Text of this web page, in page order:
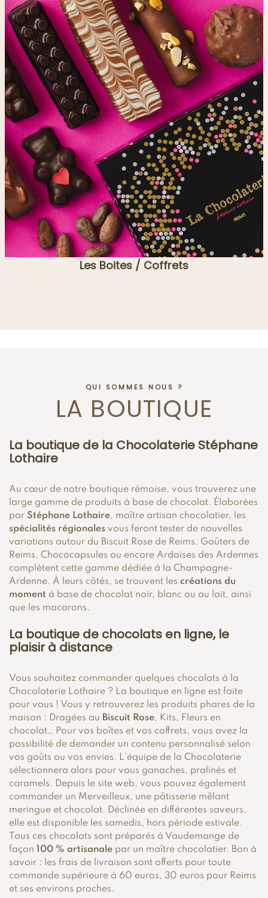
Les Boites / Coffrets
QUI SOMMES NOUS ?
LA BOUTIQUE
La boutique de la Chocolaterie Stéphane
Lothaire
Au cœur de notre boutique rémoise, vous trouverez une
large gamme de produits à base de chocolat. Élaborées
par Stéphane Lothaire, maître artisan chocolatier, les
spécialités régionales vous feront tester de nouvelles
variations autour du Biscuit Rose de Reims. Goûters de
Reims, Chococapsules ou encore Ardoises des Ardennes
complètent cette gamme dédiée à la Champagne-
Ardenne. À leurs côtés, se trouvent les créations du
moment à base de chocolat noir, blanc ou au lait, ainsi
que les macarons.
La boutique de chocolats en ligne, le
plaisir à distance
Vous souhaitez commander quelques chocolats à la
Chocolaterie Lothaire ? La boutique en ligne est faite
pour vous ! Vous y retrouverez les produits phares de la
maison : Dragées au Biscuit Rose, Kits, Fleurs en
chocolat… Pour vos boîtes et vos coffrets, vous avez la
possibilité de demander un contenu personnalisé selon
vos goûts ou vos envies. L’équipe de la Chocolaterie
sélectionnera alors pour vous ganaches, pralinés et
caramels. Depuis le site web, vous pouvez également
commander un Merveilleux, une pâtisserie mêlant
meringue et chocolat. Déclinée en différentes saveurs,
elle est disponible les samedis, hors période estivale.
Tous ces chocolats sont préparés à Vaudemange de
façon 100 % artisanale par un maître chocolatier. Bon à
savoir : les frais de livraison sont offerts pour toute
commande supérieure à 60 euros, 30 euros pour Reims
et ses environs proches.